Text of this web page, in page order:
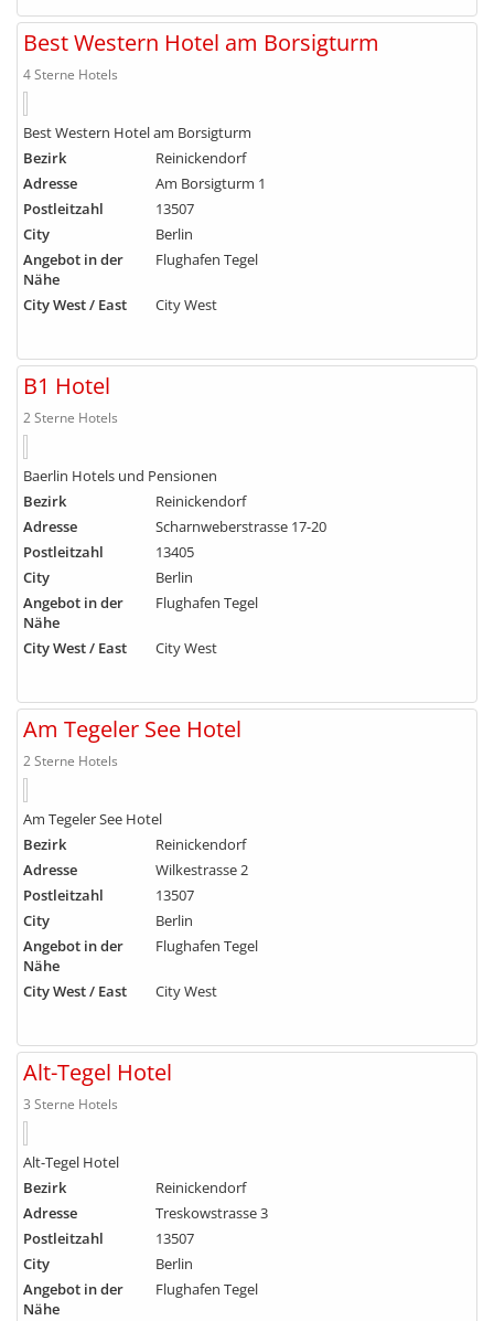
Best Western Hotel am Borsigturm
4 Sterne Hotels
Best Western Hotel am Borsigturm
Bezirk
Reinickendorf
Adresse
Am Borsigturm 1
Postleitzahl
13507
City
Berlin
Angebot in der
Nähe
Flughafen Tegel
City West / East City West
B1 Hotel
2 Sterne Hotels
Baerlin Hotels und Pensionen
Bezirk
Reinickendorf
Adresse
Scharnweberstrasse 17-20
Postleitzahl
13405
City
Berlin
Angebot in der
Nähe
Flughafen Tegel
City West / East City West
Am Tegeler See Hotel
2 Sterne Hotels
Am Tegeler See Hotel
Bezirk
Reinickendorf
Adresse
Wilkestrasse 2
Postleitzahl
13507
City
Berlin
Angebot in der
Nähe
Flughafen Tegel
City West / East City West
Alt-Tegel Hotel
3 Sterne Hotels
Alt-Tegel Hotel
Bezirk
Reinickendorf
Adresse
Treskowstrasse 3
Postleitzahl
13507
City
Berlin
Angebot in der
Nähe
Flughafen Tegel